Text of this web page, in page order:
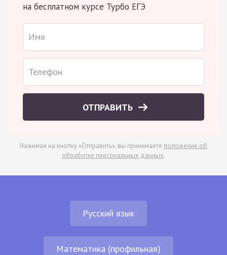
на бесплатном курсе Турбо ЕГЭ
ОТПРАВИТЬ
Нажимая на кнопку «Отправить», вы принимаете положение об
обработке персональных данных.
Русский язык
Математика (профильная)